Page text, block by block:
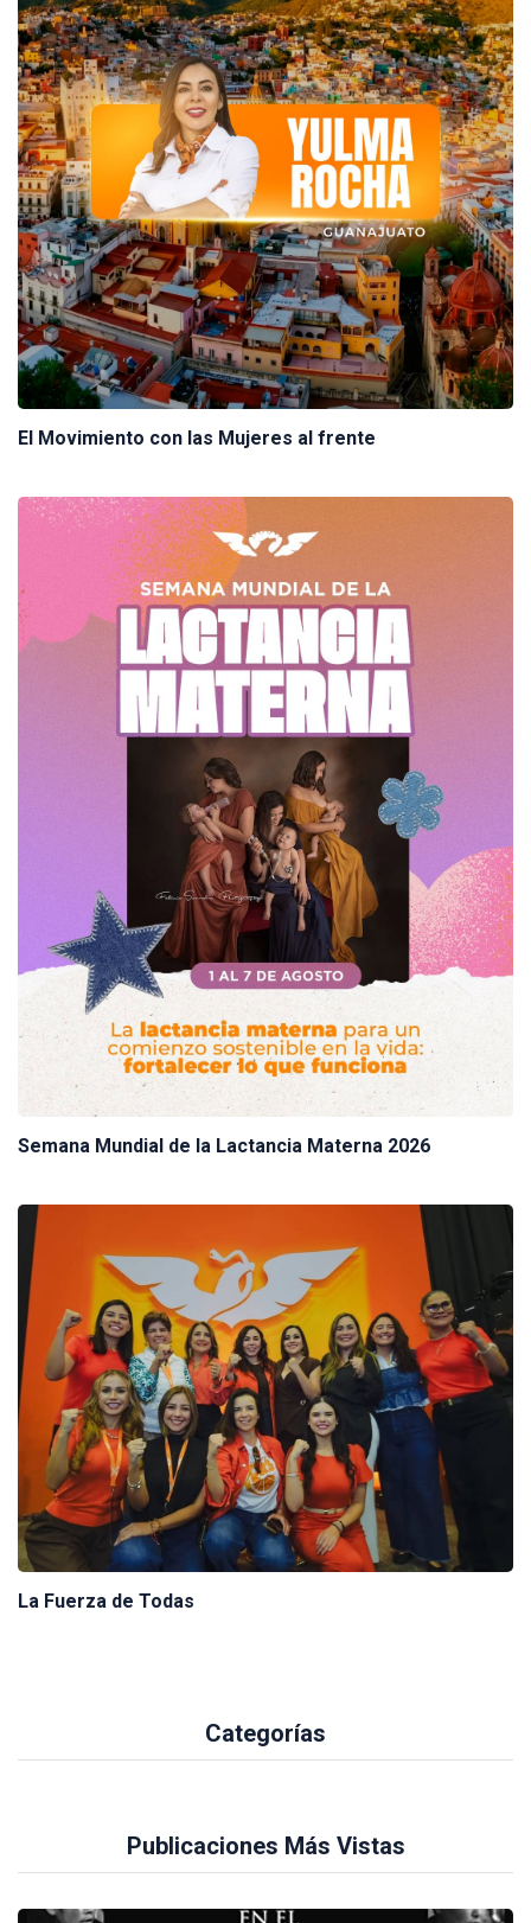
El Movimiento con las Mujeres al frente
Semana Mundial de la Lactancia Materna 2026
La Fuerza de Todas
Categorías
Publicaciones Más Vistas